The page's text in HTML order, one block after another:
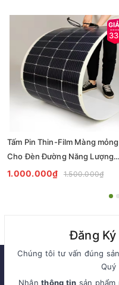
Tấm Pin Thin-Film Màng mỏng
Cho Đèn Đường Năng Lượng
Mặt Trời | Zalaa Solar Panel for
1.000.000₫ 1.500.000₫
Đăng Ký
Chúng tôi tư vấn đúng
Quý
Nhậnthông tin sản